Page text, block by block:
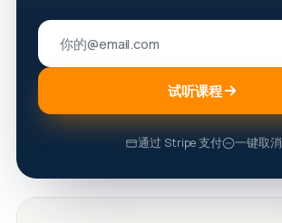
试听课程
通过 Stripe 支付 一键取消